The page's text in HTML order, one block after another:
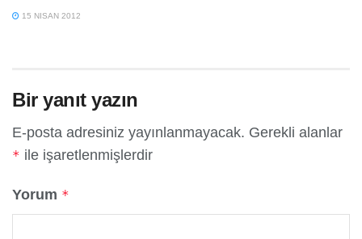
15 NISAN 2012
Bir yanıt yazın
E-posta adresiniz yayınlanmayacak. Gerekli alanlar
* ile işaretlenmişlerdir
Yorum *